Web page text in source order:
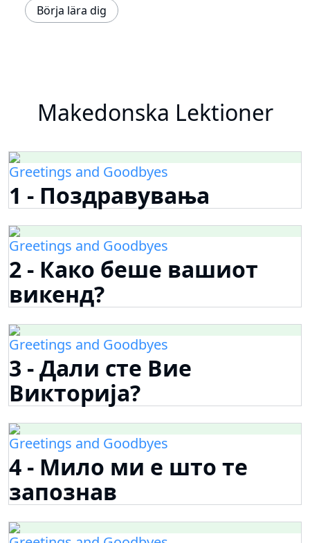
Börja lära dig
Makedonska Lektioner
Greetings and Goodbyes
1 - Поздравувања
Greetings and Goodbyes
2 - Како беше вашиот
викенд?
Greetings and Goodbyes
3 - Дали сте Вие
Викторија?
Greetings and Goodbyes
4 - Мило ми е што те
запознав